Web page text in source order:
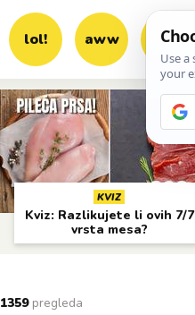
lol! aww vrh!
KVIZ
Kviz: Razlikujete li ovih 7/7
vrsta mesa?
1359pregleda